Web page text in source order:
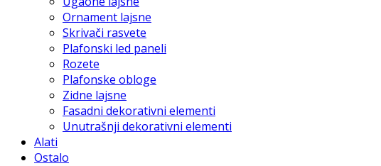
Ornament lajsne
Skrivači rasvete
Plafonski led paneli
Rozete
Plafonske obloge
Zidne lajsne
Fasadni dekorativni elementi
Unutrašnji dekorativni elementi
Alati
Ostalo